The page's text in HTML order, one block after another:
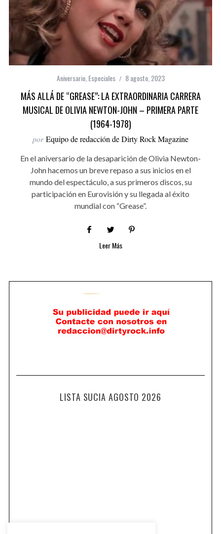
Aniversario, Especiales 8 agosto, 2023
MÁS ALLÁ DE “GREASE”: LA EXTRAORDINARIA CARRERA
MUSICAL DE OLIVIA NEWTON-JOHN – PRIMERA PARTE
(1964-1978)
por Equipo de redacción de Dirty Rock Magazine
En el aniversario de la desaparición de Olivia Newton-
John hacemos un breve repaso a sus inicios en el
mundo del espectáculo, a sus primeros discos, su
participación en Eurovisión y su llegada al éxito
mundial con “Grease”.
Leer Más
LISTA SUCIA AGOSTO 2026